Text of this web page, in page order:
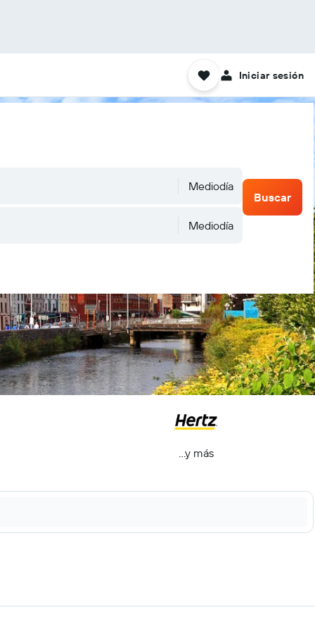
Iniciar sesión
Mediodía
Mediodía
Buscar
...y más